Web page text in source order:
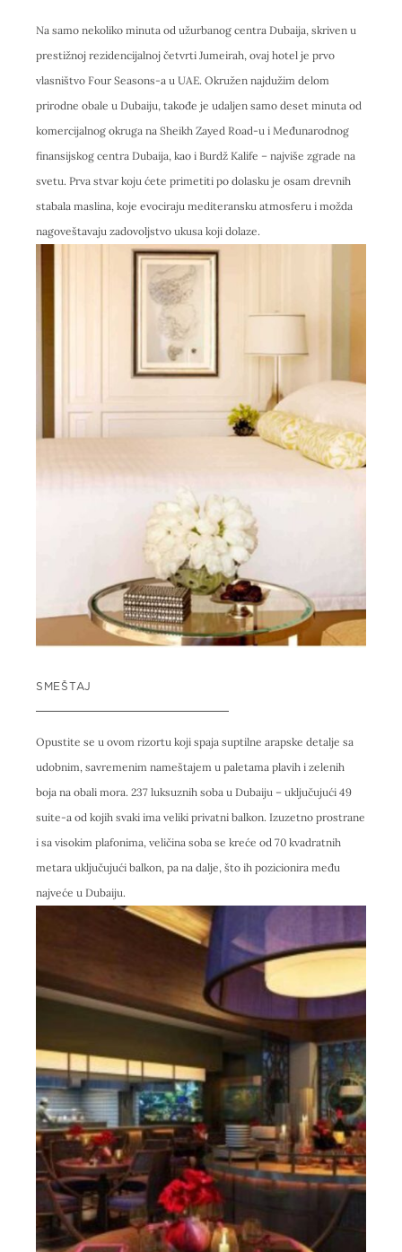
Na samo nekoliko minuta od užurbanog centra Dubaija, skriven u
prestižnoj rezidencijalnoj četvrti Jumeirah, ovaj hotel je prvo
vlasništvo Four Seasons-a u UAE. Okružen najdužim delom
prirodne obale u Dubaiju, takođe je udaljen samo deset minuta od
komercijalnog okruga na Sheikh Zayed Road-u i ​​Međunarodnog
finansijskog centra Dubaija, kao i Burdž Kalife – najviše zgrade na
svetu. Prva stvar koju ćete primetiti po dolasku je osam drevnih
stabala maslina, koje evociraju mediteransku atmosferu i možda
nagoveštavaju zadovoljstvo ukusa koji dolaze.
SMEŠTAJ
Opustite se u ovom rizortu koji spaja suptilne arapske detalje sa
udobnim, savremenim nameštajem u paletama plavih i zelenih
boja na obali mora. 237 luksuznih soba u Dubaiju – uključujući 49
suite-a od kojih svaki ima veliki privatni balkon. Izuzetno prostrane
i sa visokim plafonima, veličina soba se kreće od 70 kvadratnih
metara uključujući balkon, pa na dalje, što ih pozicionira među
najveće u Dubaiju.